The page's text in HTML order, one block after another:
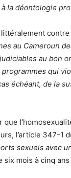
à la déontologie
littéralement
au Cameroun
au bon
qui
échéant, de la
que
l’article 347-
sexuels avec
six mois à cinq